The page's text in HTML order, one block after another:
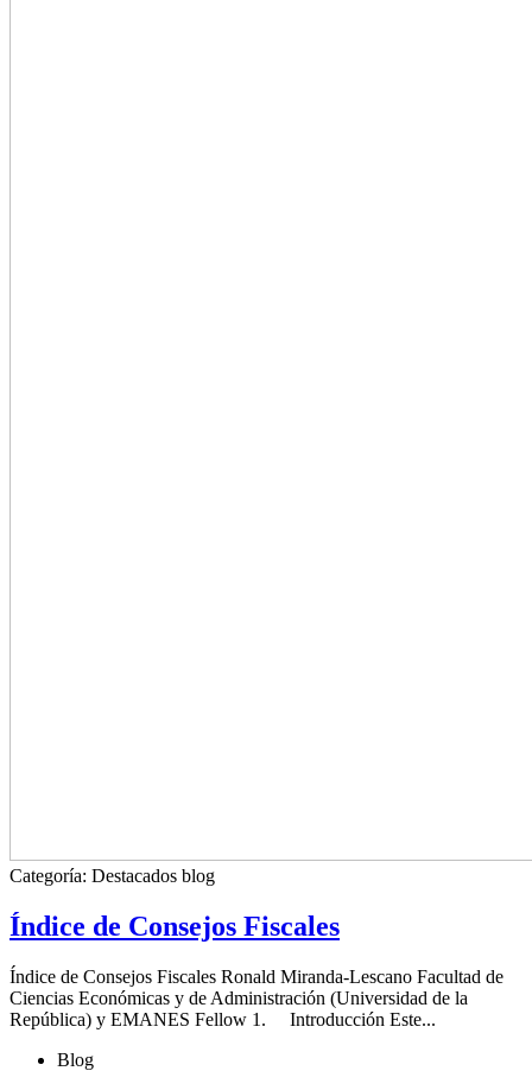
Categoría: Destacados blog
Índice de Consejos Fiscales
Índice de Consejos Fiscales Ronald Miranda-Lescano Facultad de
Ciencias Económicas y de Administración (Universidad de la
República) y EMANES Fellow 1. Introducción Este...
Blog